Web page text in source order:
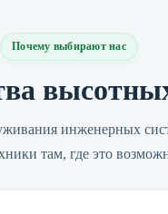
Почему выбирают нас
инженерных
там, где это